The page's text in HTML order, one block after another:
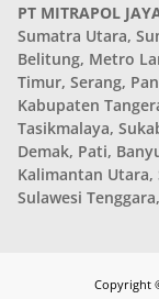
PT MITRAPOL
Sumatra Utara,
Belitung, Metro
Timur, Serang,
Kabupaten
Tasikmalaya,
Demak, Pati,
Kalimantan Utara,
Sulawesi
Copyright